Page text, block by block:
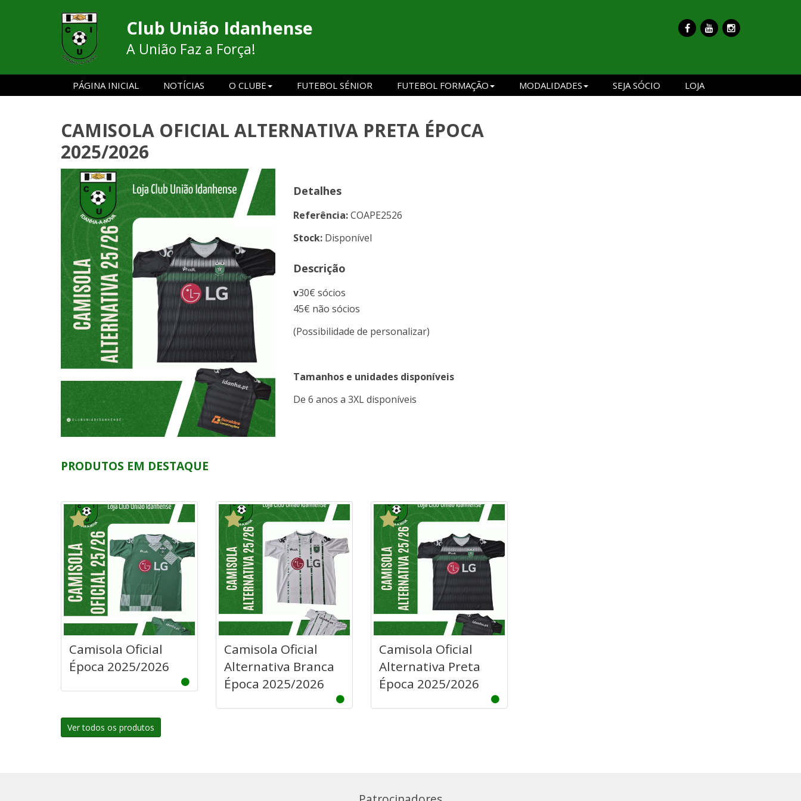
Club União Idanhense
A União Faz a Força!
PÁGINA INICIAL NOTÍCIAS O CLUBE FUTEBOL SÉNIOR FUTEBOL FORMAÇÃO MODALIDADES SEJA SÓCIO LOJA
CAMISOLA OFICIAL ALTERNATIVA PRETA ÉPOCA
2025/2026
Detalhes
Referência:COAPE2526
Stock: Disponível
Descrição
v30€ sócios
45€ não sócios
(Possibilidade de personalizar)
Tamanhos e unidades disponíveis
De 6 anos a 3XL disponíveis
PRODUTOS EM DESTAQUE
Camisola Oficial
Época 2025/2026
Camisola Oficial
Alternativa Branca
Época 2025/2026
Camisola Oficial
Alternativa Preta
Época 2025/2026
Ver todos os produtos